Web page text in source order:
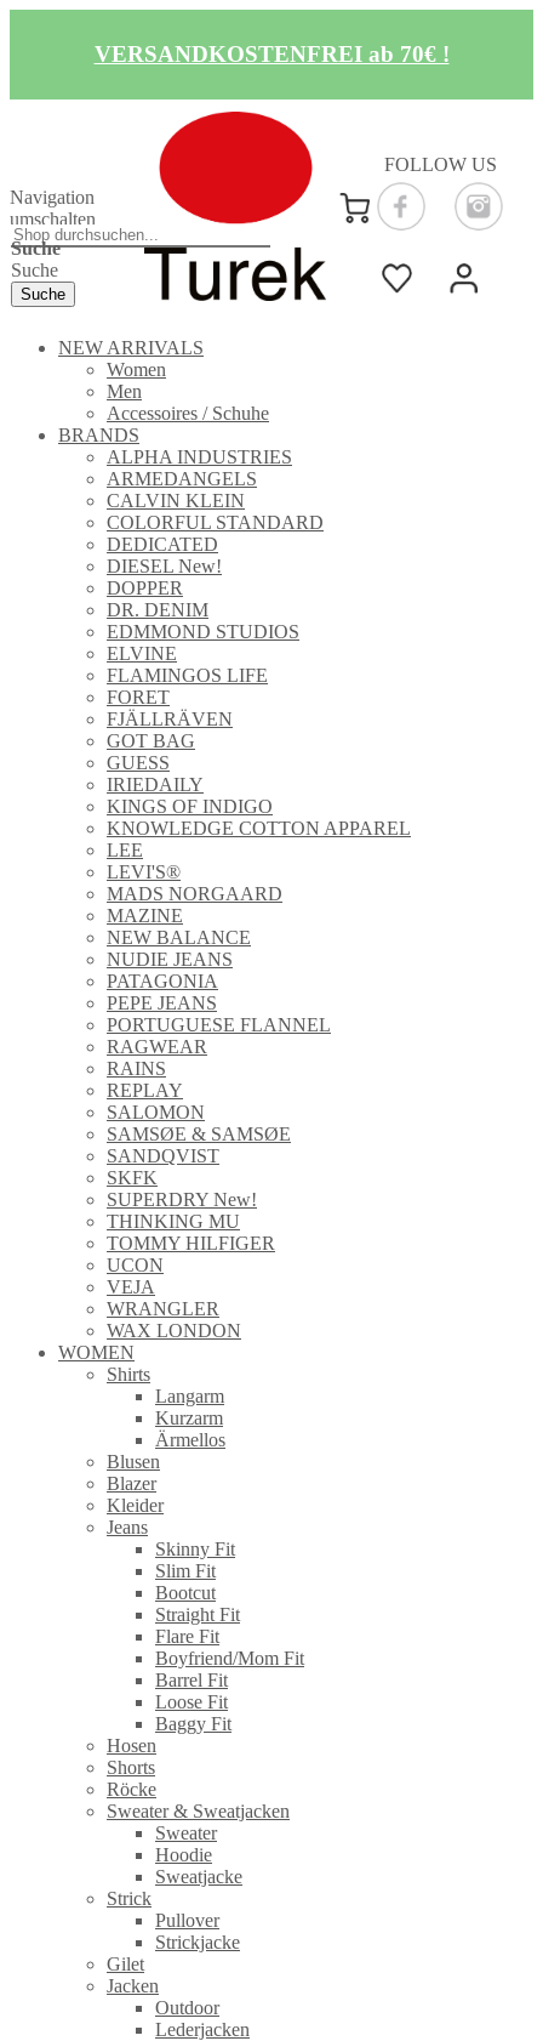
VERSANDKOSTENFREI ab 70€ !
Navigation
umschalten
Suche
Suche
Suche
FOLLOW US
NEW ARRIVALS
Women
Men
Accessoires / Schuhe
BRANDS
ALPHA INDUSTRIES
ARMEDANGELS
CALVIN KLEIN
COLORFUL STANDARD
DEDICATED
DIESEL New!
DOPPER
DR. DENIM
EDMMOND STUDIOS
ELVINE
FLAMINGOS LIFE
FORET
FJÄLLRÄVEN
GOT BAG
GUESS
IRIEDAILY
KINGS OF INDIGO
KNOWLEDGE COTTON APPAREL
LEE
LEVI'S®
MADS NORGAARD
MAZINE
NEW BALANCE
NUDIE JEANS
PATAGONIA
PEPE JEANS
PORTUGUESE FLANNEL
RAGWEAR
RAINS
REPLAY
SALOMON
SAMSØE & SAMSØE
SANDQVIST
SKFK
SUPERDRY New!
THINKING MU
TOMMY HILFIGER
UCON
VEJA
WRANGLER
WAX LONDON
WOMEN
Shirts
Langarm
Kurzarm
Ärmellos
Blusen
Blazer
Kleider
Jeans
Skinny Fit
Slim Fit
Bootcut
Straight Fit
Flare Fit
Boyfriend/Mom Fit
Barrel Fit
Loose Fit
Baggy Fit
Hosen
Shorts
Röcke
Sweater & Sweatjacken
Sweater
Hoodie
Sweatjacke
Strick
Pullover
Strickjacke
Gilet
Jacken
Outdoor
Lederjacken